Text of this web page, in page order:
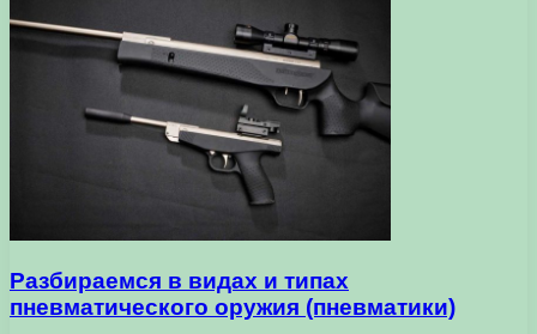
Разбираемся в видах и типах
пневматического оружия (пневматики)